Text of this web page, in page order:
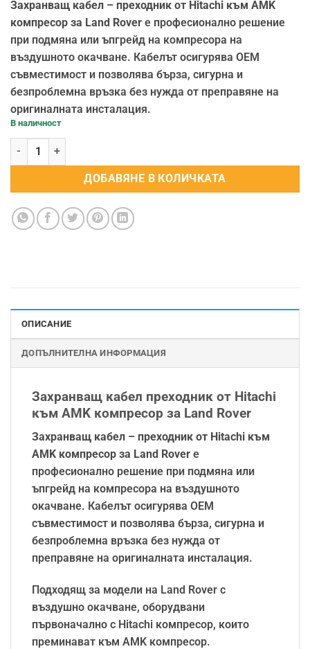
Захранващ кабел – преходник от Hitachi към AMK
компресор за Land Rover е професионално решение
при подмяна или ъпгрейд на компресора на
въздушното окачване. Кабелът осигурява OEM
съвместимост и позволява бърза, сигурна и
безпроблемна връзка без нужда от преправяне на
оригиналната инсталация.
В наличност
количество за Захранващ кабел за компресор AMK
ДОБАВЯНЕ В КОЛИЧКАТА
ОПИСАНИЕ
ДОПЪЛНИТЕЛНА ИНФОРМАЦИЯ
Захранващ кабел преходник от Hitachi
към AMK компресор за Land Rover
Захранващ кабел – преходник от Hitachi към
AMK компресор за Land Rover е
професионално решение при подмяна или
ъпгрейд на компресора на въздушното
окачване. Кабелът осигурява OEM
съвместимост и позволява бърза, сигурна и
безпроблемна връзка без нужда от
преправяне на оригиналната инсталация.
Подходящ за модели на Land Rover с
въздушно окачване, оборудвани
първоначално с Hitachi компресор, които
преминават към AMK компресор.